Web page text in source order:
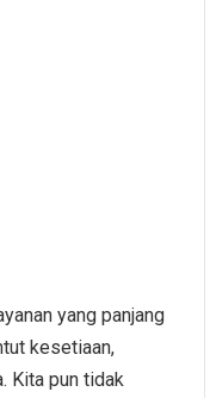
yang panjang
kesetiaan,
Kita pun tidak